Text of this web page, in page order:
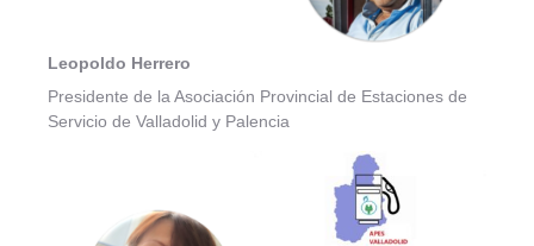
Leopoldo Herrero
Presidente de la Asociación Provincial de Estaciones de
Servicio de Valladolid y Palencia